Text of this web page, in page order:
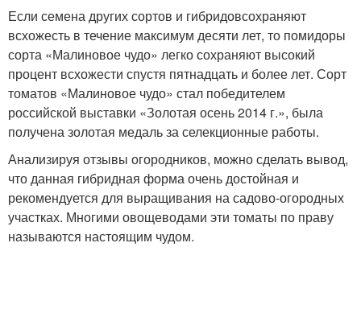
Если семена других сортов и гибридовсохраняют
всхожесть в течение максимум десяти лет, то помидоры
сорта «Малиновое чудо» легко сохраняют высокий
процент всхожести спустя пятнадцать и более лет. Сорт
томатов «Малиновое чудо» стал победителем
российской выставки «Золотая осень 2014 г.», была
получена золотая медаль за селекционные работы.
Анализируя отзывы огородников, можно сделать вывод,
что данная гибридная форма очень достойная и
рекомендуется для выращивания на садово-огородных
участках. Многими овощеводами эти томаты по праву
называются настоящим чудом.